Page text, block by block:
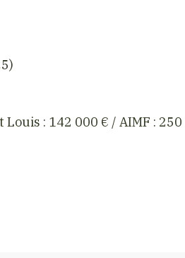
: 142 000 € / AIMF :